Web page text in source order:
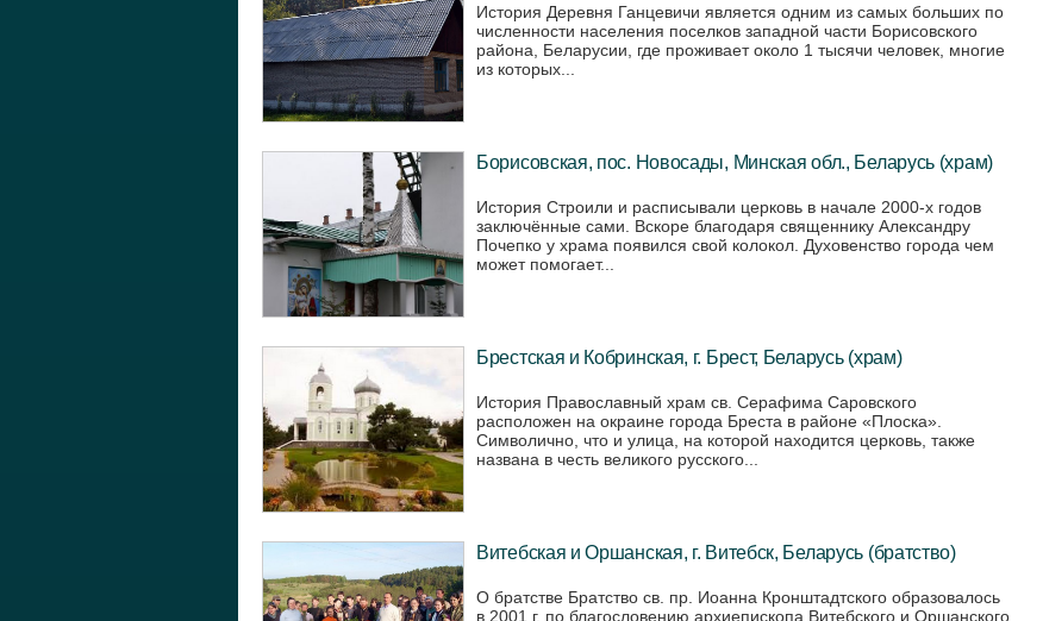
История Деревня Ганцевичи является одним из самых больших по
численности населения поселков западной части Борисовского
района, Беларусии, где проживает около 1 тысячи человек, многие
из которых...
Борисовская, пос. Новосады, Минская обл., Беларусь (храм)
История Строили и расписывали церковь в начале 2000-х годов
заключённые сами. Вскоре благодаря священнику Александру
Почепко у храма появился свой колокол. Духовенство города чем
может помогает...
Брестская и Кобринская, г. Брест, Беларусь (храм)
История Православный храм св. Серафима Саровского
расположен на окраине города Бреста в районе «Плоска».
Символично, что и улица, на которой находится церковь, также
названа в честь великого русского...
Витебская и Оршанская, г. Витебск, Беларусь (братство)
О братстве Братство св. пр. Иоанна Кронштадтского образовалось
в 2001 г. по благословению архиепископа Витебского и Оршанского